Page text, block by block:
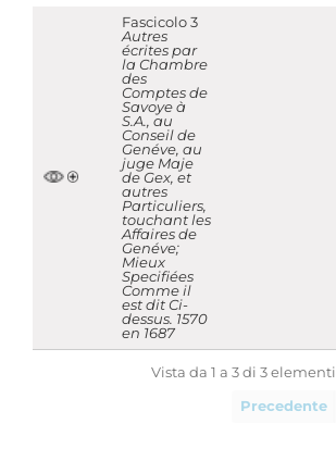
Fascicolo 3
Autres
écrites par
la Chambre
des
Comptes de
Savoye à
S.A., au
Conseil de
Genéve, au
juge Maje
de Gex, et
autres
Particuliers,
touchant les
Affaires de
Genéve;
Mieux
Specifiées
Comme il
est dit Ci-
dessus. 1570
en 1687
Vista da 1 a 3 di 3 elementi
Precedente